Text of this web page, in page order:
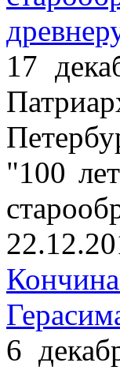
17
"100
6